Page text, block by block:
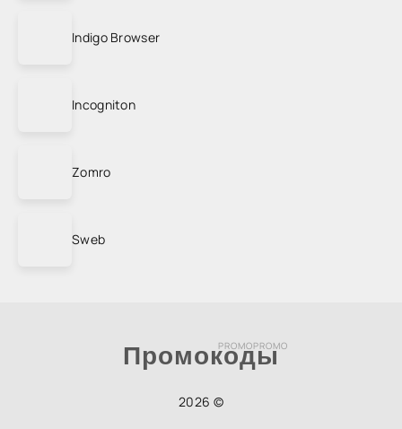
Indigo Browser
Incogniton
Zomro
Sweb
Промокоды
PROMOPROMO
2026 ©